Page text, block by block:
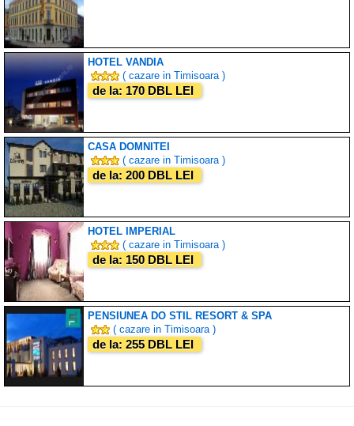
HOTEL VANDIA
( cazare in Timisoara )
de la: 170 DBL LEI
CASA DOMNITEI
( cazare in Timisoara )
de la: 200 DBL LEI
HOTEL IMPERIAL
( cazare in Timisoara )
de la: 150 DBL LEI
PENSIUNEA DO STIL RESORT & SPA
( cazare in Timisoara )
de la: 255 DBL LEI